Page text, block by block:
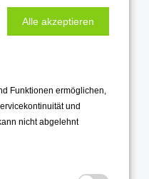
Alle akzeptieren
Funktionen ermöglichen,
und
nicht abgelehnt